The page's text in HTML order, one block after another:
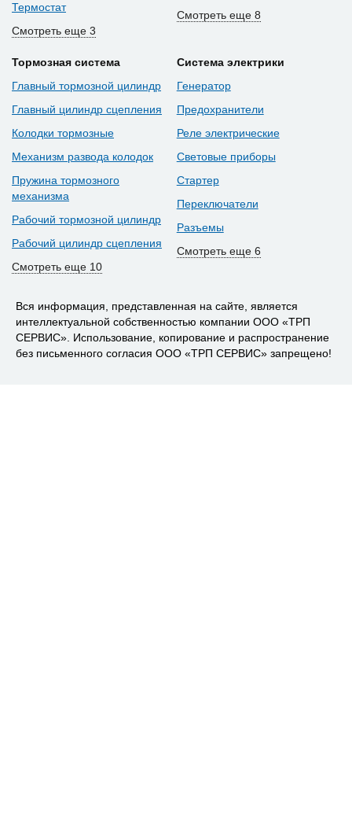
Термостат
Смотреть еще 3
Смотреть еще 8
Тормозная система
Главный тормозной цилиндр
Главный цилиндр сцепления
Колодки тормозные
Механизм развода колодок
Пружина тормозного
механизма
Рабочий тормозной цилиндр
Рабочий цилиндр сцепления
Смотреть еще 10
Система электрики
Генератор
Предохранители
Реле электрические
Световые приборы
Стартер
Переключатели
Разъемы
Смотреть еще 6
Вся информация, представленная на сайте, является
интеллектуальной собственностью компании ООО «ТРП
СЕРВИС». Использование, копирование и распространение
без письменного согласия ООО «ТРП СЕРВИС» запрещено!